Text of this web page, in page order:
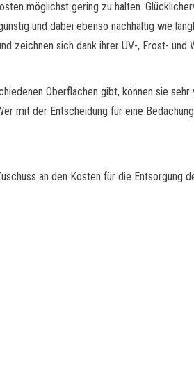
möglichst gering zu halten.
und dabei ebenso nachhaltig wie
zeichnen sich dank ihrer UV-, Frost-
Oberflächen gibt, können sie
mit der Entscheidung für eine
an den Kosten für die Entsorgung